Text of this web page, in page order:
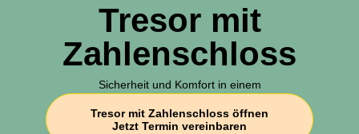
Tresor mit
Zahlenschloss
Sicherheit und Komfort in einem
Tresor mit Zahlenschloss öffnen
Jetzt Termin vereinbaren